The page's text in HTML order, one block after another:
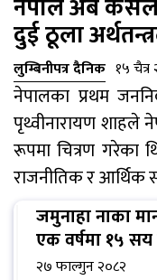
नेपाल अब कसैले
दुई ठूला
लुम्बिनीपत्र दैनिक १५ चैत्र
नेपालका प्रथम
पृथ्वीनारायण शाहले
रूपमा चित्रण गरेका
राजनीतिक र आर्थिक
जमुनाहा नाका
एक वर्षमा १५ सय
२७ फाल्गुन २०८२